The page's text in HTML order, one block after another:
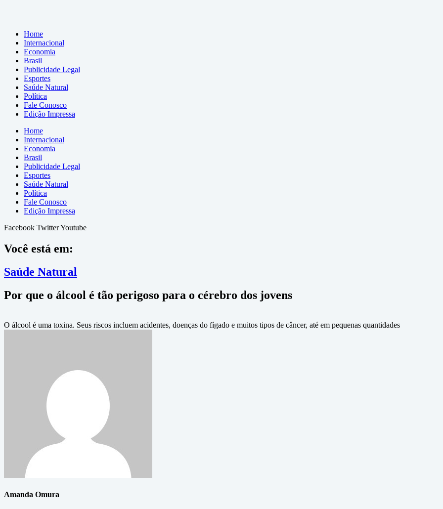
Home
Internacional
Economia
Brasil
Publicidade Legal
Esportes
Saúde Natural
Política
Fale Conosco
Edição Impressa
Home
Internacional
Economia
Brasil
Publicidade Legal
Esportes
Saúde Natural
Política
Fale Conosco
Edição Impressa
Facebook TwitterYoutube
Você está em:
Saúde Natural
Por que o álcool é tão perigoso para o cérebro dos jovens
O álcool é uma toxina. Seus riscos incluem acidentes, doenças do fígado e muitos tipos de câncer, até em pequenas quantidades
Amanda Omura